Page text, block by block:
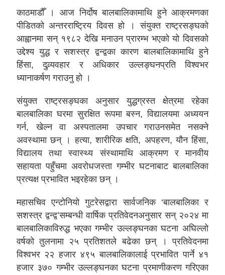
काठमाडौँ । आज निर्दोष बालबालिकामाथि हुने आक्रमणका
पीडितको अन्तरराष्ट्रिय दिवस हो । संयुक्त राष्ट्रसङ्घको
आह्वानमा सन् १९८२ देखि मनाउन प्रारम्भ भएको यो दिवसको
उद्देश्य युद्ध र सशस्त्र द्वन्द्वका कारण बालबालिकामाथि हुने
हिंसा, दुव्र्यवहार र अधिकार उल्लङ्घनप्रति विश्वभर
ध्यानाकर्षण गराउनु हो ।
संयुक्त राष्ट्रसङ्घका अनुसार युद्धग्रस्त क्षेत्रमा रहेका
बालबालिका घरमा सुरक्षित रूपमा बस्न, विद्यालयमा अध्ययन
गर्न, खेल्न वा अस्पतालमा उपचार गराउनसमेत नसक्ने
अवस्थामा छन् । हत्या, शारीरिक क्षति, अपहरण, यौन हिंसा,
विद्यालय तथा स्वास्थ्य संस्थामाथि आक्रमण र मानवीय
सहायता पहुँचमा अवरोधजस्ता गम्भीर घटनाबाट बालबालिका
प्रत्यक्ष प्रभावित भइरहेका छन् ।
महासचिव एन्टोनियो गुटरेसद्वारा सार्वजनिक ‘बालबालिका र
सशस्त्र द्वन्द्व’सम्बन्धी वार्षिक प्रतिवेदनअनुसार सन् २०२४ मा
बालबालिकाविरुद्ध भएका गम्भीर उल्लङ्घनका घटना अघिल्लो
वर्षको तुलनामा २५ प्रतिशतले बढेका छन् । प्रतिवेदनमा
विश्वभर २२ हजार ४९५ बालबालिकालाई प्रभावित पार्ने ४१
हजार ३७० गम्भीर उल्लङ्घनका घटना प्रमाणीकरण गरिएका